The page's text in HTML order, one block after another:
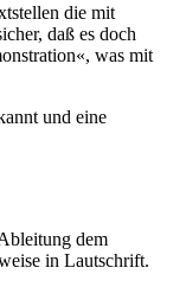
die mit
daß es doch
was mit
und eine
dem
in Lautschrift.